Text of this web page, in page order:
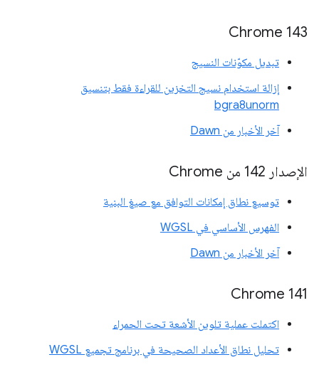
Chrome 143
تبديل مكوّنات النسيج
إزالة استخدام نسيج التخزين للقراءة فقط بتنسيق
bgra8unorm
آخر الأخبار من Dawn
الإصدار 142 من Chrome
توسيع نطاق إمكانات التوافق مع صيغ البنية
الفهرس الأساسي في WGSL
آخر الأخبار من Dawn
‫Chrome 141
اكتملت عملية تلوين الأشعة تحت الحمراء
تحليل نطاق الأعداد الصحيحة في برنامج تجميع WGSL